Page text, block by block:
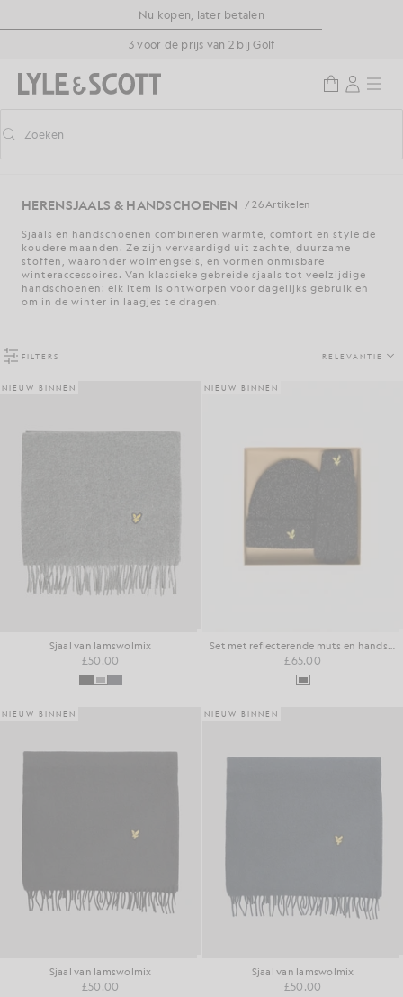
Ga naar de hoofdinhoud
Informatie over toegankelijkheid
Nu kopen, later betalen
3 voor de prijs van 2 bij Golf
Voorspellend zoeken in- of uitschakelen
Zoeken
HERENSJAALS & HANDSCHOENEN / 26 Artikelen
Sjaals en handschoenen combineren warmte, comfort en style de
koudere maanden. Ze zijn vervaardigd uit zachte, duurzame
stoffen, waaronder wolmengsels, en vormen onmisbare
winteraccessoires. Van klassieke gebreide sjaals tot veelzijdige
handschoenen: elk item is ontworpen voor dagelijks gebruik en
om in de winter in laagjes te dragen.
FILTERS RELEVANTIE
NIEUW BINNEN
Sjaal van lamswolmix
£50.00
NIEUW BINNEN
Set met reflecterende muts en handschoenen
£65.00
NIEUW BINNEN
Sjaal van lamswolmix
£50.00
NIEUW BINNEN
Sjaal van lamswolmix
£50.00